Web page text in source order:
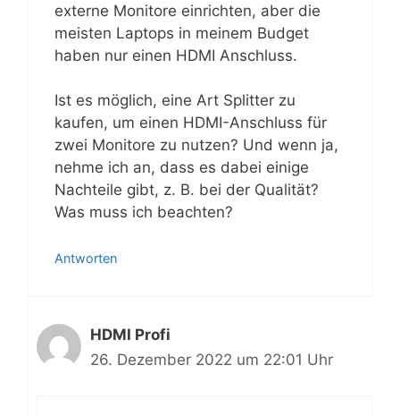
externe Monitore einrichten, aber die
meisten Laptops in meinem Budget
haben nur einen HDMI Anschluss.
Ist es möglich, eine Art Splitter zu
kaufen, um einen HDMI-Anschluss für
zwei Monitore zu nutzen? Und wenn ja,
nehme ich an, dass es dabei einige
Nachteile gibt, z. B. bei der Qualität?
Was muss ich beachten?
Antworten
HDMI Profi
26. Dezember 2022 um 22:01 Uhr